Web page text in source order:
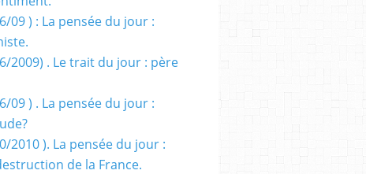
09 ) : La pensée du jour :
2009) . Le trait du jour : père
09 ) . La pensée du jour :
2010 ). La pensée du jour :
de la France.